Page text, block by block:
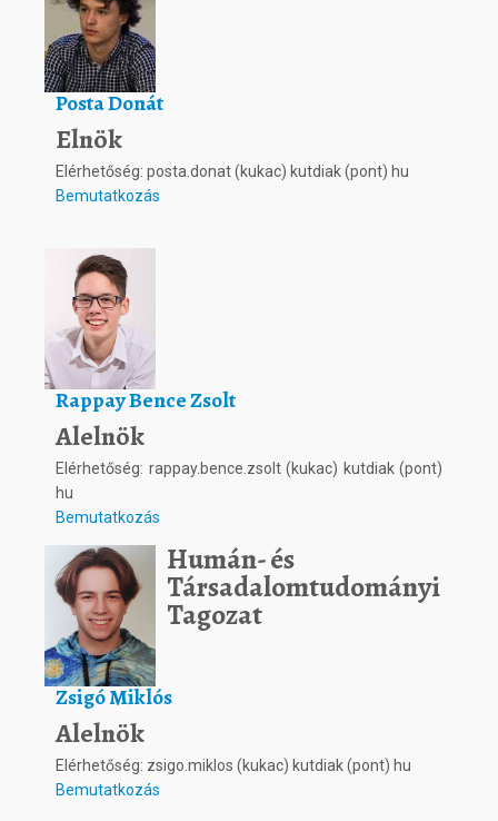
Posta Donát
Elnök
Elérhetőség: posta.donat (kukac) kutdiak (pont) hu
Bemutatkozás
Rappay Bence Zsolt
Alelnök
Elérhetőség: rappay.bence.zsolt (kukac) kutdiak (pont)
hu
Bemutatkozás
Zsigó Miklós
Alelnök
Elérhetőség: zsigo.miklos (kukac) kutdiak (pont) hu
Bemutatkozás
Humán- és
Társadalomtudományi
Tagozat